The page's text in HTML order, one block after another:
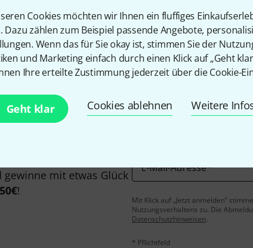
Cookies möchten wir Ihnen ein fluffiges
Dazu zählen zum Beispiel passende Angebote,
Wenn das für Sie okay ist, stimmen Sie der
und Marketing einfach durch einen Klick auf „Geht
Ihre erteilte Zustimmung jederzeit über die Cookie-
Geht klar Cookies ablehnen Weitere
Gefällt Ihnen, was Sie sehen?
Teilen Hilfe & Feedback
mit etwas Glück
50€!
E-Mail-Adresse*
Mit Klick auf „Jetzt anmelden“
Nutzungsverhaltens zu. Die
Datenschutzhinweisen.
* Pflichtfeld